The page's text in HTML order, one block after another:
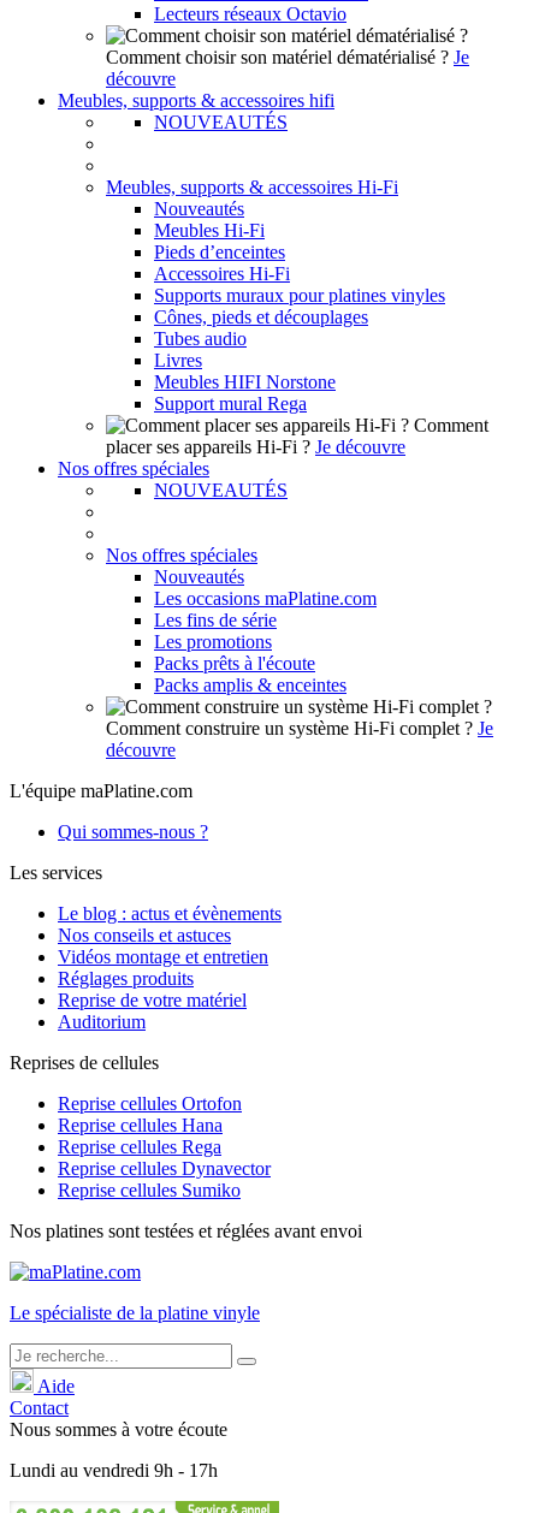
Lecteurs réseaux Octavio
Comment choisir son matériel dématérialisé ? Je
découvre
Meubles, supports & accessoires hifi
NOUVEAUTÉS
Meubles, supports & accessoires Hi-Fi
Nouveautés
Meubles Hi-Fi
Pieds d’enceintes
Accessoires Hi-Fi
Supports muraux pour platines vinyles
Cônes, pieds et découplages
Tubes audio
Livres
Meubles HIFI Norstone
Support mural Rega
Comment
placer ses appareils Hi-Fi ? Je découvre
Nos offres spéciales
NOUVEAUTÉS
Nos offres spéciales
Nouveautés
Les occasions maPlatine.com
Les fins de série
Les promotions
Packs prêts à l'écoute
Packs amplis & enceintes
Comment construire un système Hi-Fi complet ? Je
découvre
L'équipe maPlatine.com
Qui sommes-nous ?
Les services
Le blog : actus et évènements
Nos conseils et astuces
Vidéos montage et entretien
Réglages produits
Reprise de votre matériel
Auditorium
Reprises de cellules
Reprise cellules Ortofon
Reprise cellules Hana
Reprise cellules Rega
Reprise cellules Dynavector
Reprise cellules Sumiko
Nos platines sont testées et réglées avant envoi
Le spécialiste de la platine vinyle
Aide
Contact
Nous sommes à votre écoute
Lundi au vendredi 9h - 17h